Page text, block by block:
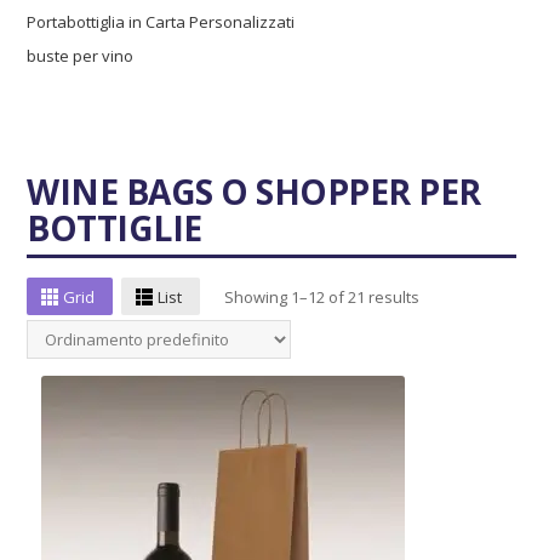
Portabottiglia in Carta Personalizzati
buste per vino
WINE BAGS O SHOPPER PER
BOTTIGLIE
Grid List Showing 1–12 of 21 results